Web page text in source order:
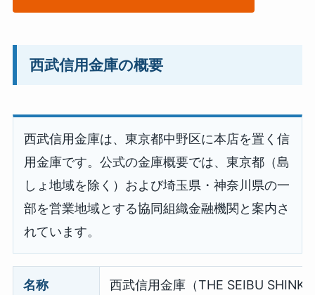
西武信用金庫の概要
西武信用金庫は、東京都中野区に本店を置く信
用金庫です。公式の金庫概要では、東京都（島
しょ地域を除く）および埼玉県・神奈川県の一
部を営業地域とする協同組織金融機関と案内さ
れています。
名称 西武信用金庫（THE SEIBU